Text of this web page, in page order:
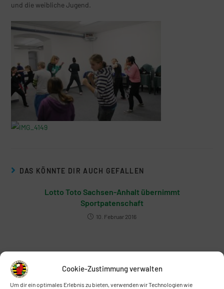
Cookie-Zustimmung verwalten
Um dir ein optimales Erlebnis zu bieten, verwenden wir Technologien wie
und die weibliche Jugend.
DAS KÖNNTE DIR AUCH GEFALLEN
Lotto Toto Sachsen-Anhalt übernimmt
Sportpatenschaft
10. Februar 2016
Weiterbildung Trainer B und Trainer C
22. August 2017